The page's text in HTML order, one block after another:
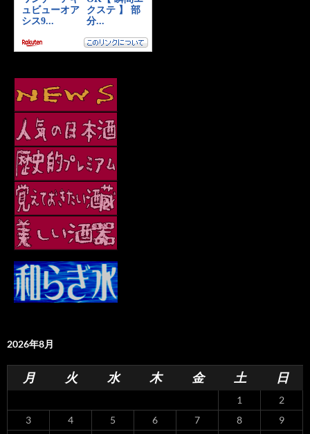
2026年8月
月 火 水 木 金 土 日
1
2
3
4 5 6 7 8
9